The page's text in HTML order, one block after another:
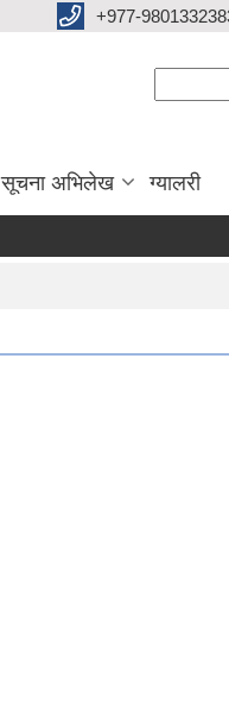
+977-
सूचना अभिलेख ग्यालरी